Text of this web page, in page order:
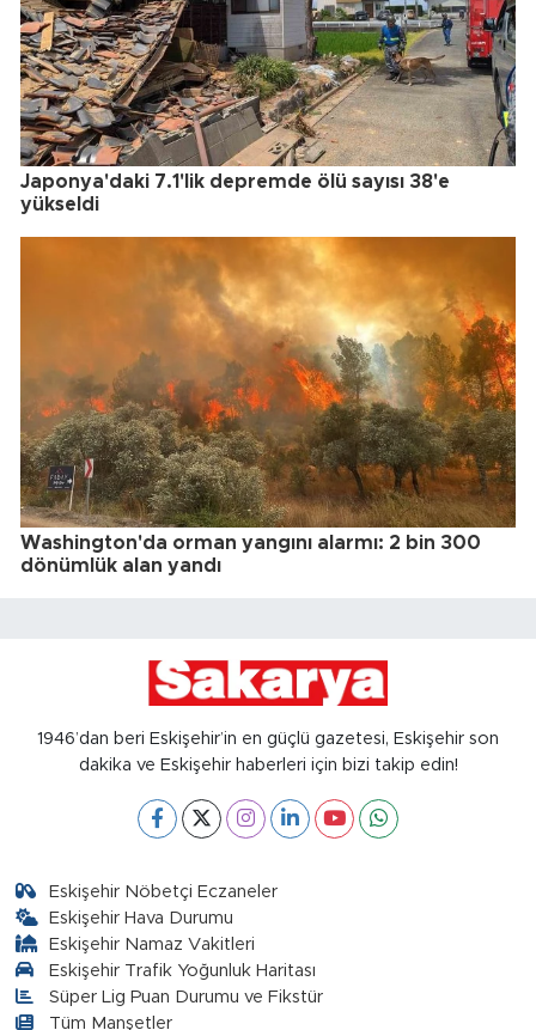
Japonya'daki 7.1'lik depremde ölü sayısı 38'e
yükseldi
Washington'da orman yangını alarmı: 2 bin 300
dönümlük alan yandı
1946’dan beri Eskişehir’in en güçlü gazetesi, Eskişehir son
dakika ve Eskişehir haberleri için bizi takip edin!
Eskişehir Nöbetçi Eczaneler
Eskişehir Hava Durumu
Eskişehir Namaz Vakitleri
Eskişehir Trafik Yoğunluk Haritası
Süper Lig Puan Durumu ve Fikstür
Tüm Manşetler